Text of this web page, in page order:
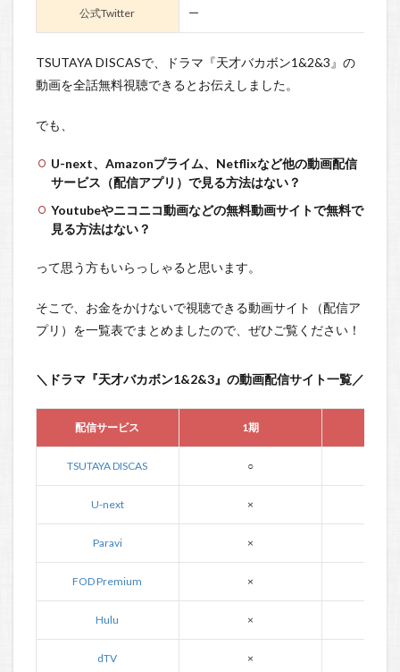
公式Twitter ー
TSUTAYA DISCASで、ドラマ『天才バカボン1&2&3』の
動画を全話無料視聴できるとお伝えしました。
でも、
U-next、Amazonプライム、Netflixなど他の動画配信
サービス（配信アプリ）で見る方法はない？
Youtubeやニコニコ動画などの無料動画サイトで無料で
見る方法はない？
って思う方もいらっしゃると思います。
そこで、お金をかけないで視聴できる動画サイト（配信ア
プリ）を一覧表でまとめましたので、ぜひご覧ください！
＼ドラマ『天才バカボン1&2&3』の動画配信サイト一覧／
配信サービス 1期
TSUTAYA DISCAS ○
U-next ×
Paravi ×
FOD Premium ×
Hulu ×
dTV ×